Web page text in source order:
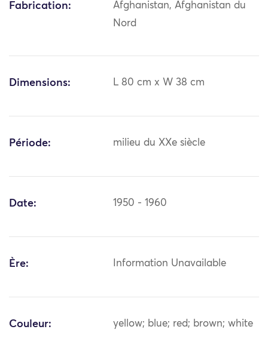
Fabrication:
Afghanistan, Afghanistan du
Nord
Dimensions: L 80 cm x W 38 cm
Période: milieu du XXe siècle
Date: 1950 - 1960
Ère: Information Unavailable
Couleur: yellow; blue; red; brown; white